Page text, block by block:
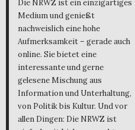
Die NRWZ ist ein einzigartiges
Medium und genießt
nachweislich eine hohe
Aufmerksamkeit – gerade auch
online. Sie bietet eine
interessante und gerne
gelesene Mischung aus
Information und Unterhaltung,
von Politik bis Kultur. Und vor
allen Dingen: Die NRWZ ist